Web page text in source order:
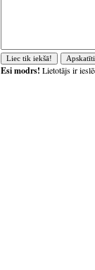
Esi modrs! Lietotājs ir